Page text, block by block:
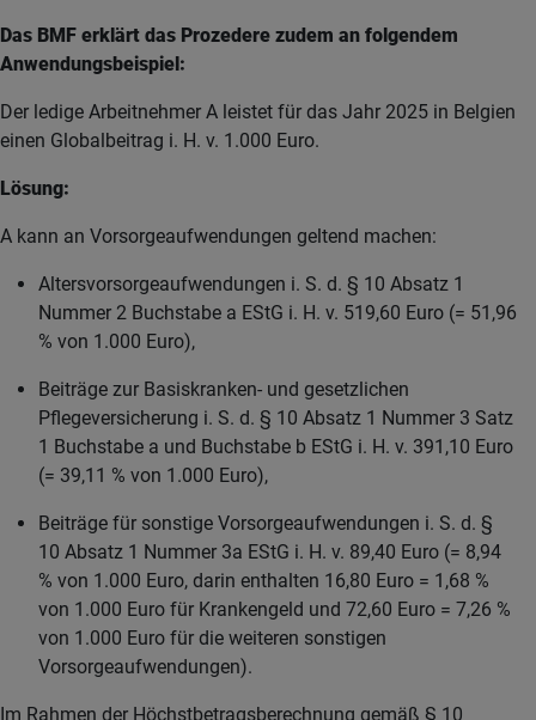
Das BMF erklärt das Prozedere zudem an folgendem
Anwendungsbeispiel:
Der ledige Arbeitnehmer A leistet für das Jahr 2025 in Belgien
einen Globalbeitrag i. H. v. 1.000 Euro.
Lösung:
A kann an Vorsorgeaufwendungen geltend machen:
Altersvorsorgeaufwendungen i. S. d. § 10 Absatz 1
Nummer 2 Buchstabe a EStG i. H. v. 519,60 Euro (= 51,96
% von 1.000 Euro),
Beiträge zur Basiskranken- und gesetzlichen
Pflegeversicherung i. S. d. § 10 Absatz 1 Nummer 3 Satz
1 Buchstabe a und Buchstabe b EStG i. H. v. 391,10 Euro
(= 39,11 % von 1.000 Euro),
Beiträge für sonstige Vorsorgeaufwendungen i. S. d. §
10 Absatz 1 Nummer 3a EStG i. H. v. 89,40 Euro (= 8,94
% von 1.000 Euro, darin enthalten 16,80 Euro = 1,68 %
von 1.000 Euro für Krankengeld und 72,60 Euro = 7,26 %
von 1.000 Euro für die weiteren sonstigen
Vorsorgeaufwendungen).
Im Rahmen der Höchstbetragsberechnung gemäß § 10